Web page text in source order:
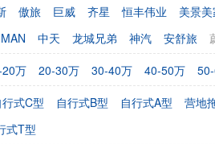
傲旅 巨威 齐星 恒丰伟业
美景
中天 龙城兄弟 神汽 安舒旅
万 20-30万 30-40万 40-50万
行式C型 自行式B型 自行式A型
营地
式T型